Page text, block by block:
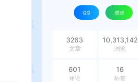
QQ 微信
3263
文章
10,313,142
浏览
601
评论
16
标签